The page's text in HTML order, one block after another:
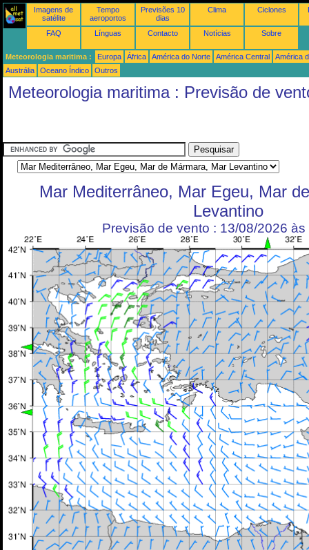
Imagens de
satélite
Tempo
aeroportos
Previsões 10
dias
Clima Ciclones
FAQ Línguas Contacto Notícias Sobre
Meteorologia maritima : Europa África América do Norte América Central
América
Austrália
Oceano Índico Outros
Meteorologia maritima : Previsão de
Mar Mediterrâneo, Mar Egeu, Mar
Levantino
Previsão de vento : 13/08/2026 às